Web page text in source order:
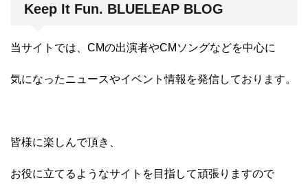
Keep It Fun. BLUELEAP BLOG
当サイトでは、CMの出演者やCMソングなどを中心に
気になったニュースやイベント情報を発信しております。
皆様に楽しんで頂き、
お役に立てるようなサイトを目指して頑張りますので